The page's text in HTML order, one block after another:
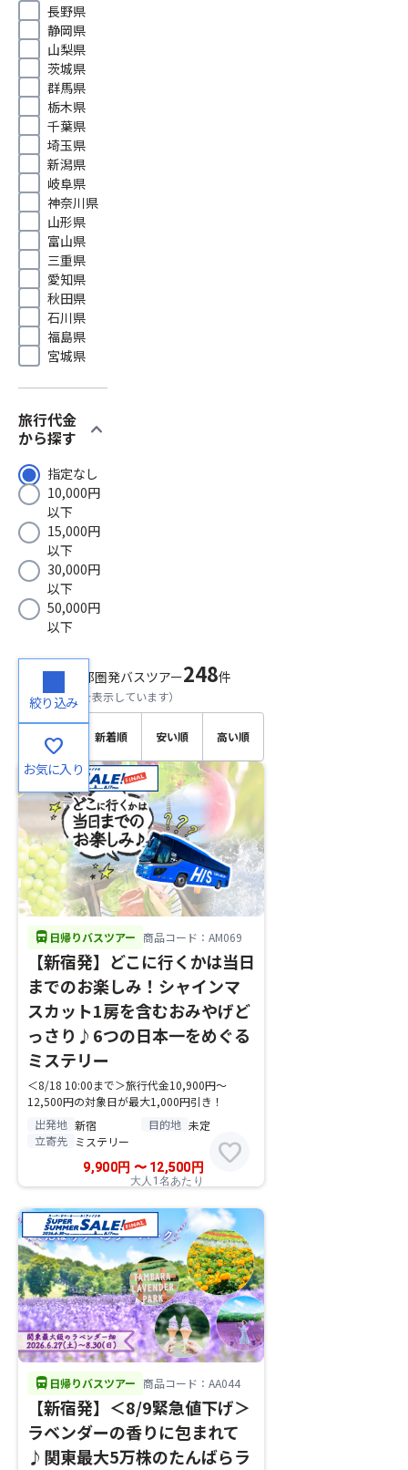
長野県
静岡県
山梨県
茨城県
群馬県
栃木県
千葉県
埼玉県
新潟県
岐阜県
神奈川県
山形県
富山県
三重県
愛知県
秋田県
石川県
福島県
宮城県
旅行代金
から探す
expand_more
指定なし
10,000円
以下
15,000円
以下
30,000円
以下
50,000円
以下
絞り込み
favorite
お気に入り
検索結果 首都圏発バスツアー248件
1～20件目を表示しています）
おすす
め順
新着順 安い順 高い順
directions_bus 日帰りバスツアー 商品コード：AM069
【新宿発】どこに行くかは当日
までのお楽しみ！シャインマ
スカット1房を含むおみやげど
っさり♪6つの日本一をめぐる
ミステリー
＜8/18 10:00まで＞旅行代金10,900円～
12,500円の対象日が最大1,000円引き！
出発地 新宿 目的地 未定
立寄先 ミステリー
9,900円 〜12,500円
大人1名あたり
favorite
directions_bus 日帰りバスツアー 商品コード：AA044
【新宿発】＜8/9緊急値下げ＞
ラベンダーの香りに包まれて
♪関東最大5万株のたんばらラ